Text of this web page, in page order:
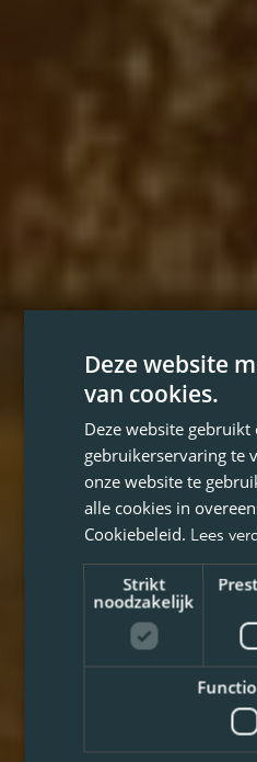
Deze website
van cookies.
Deze website
gebruikerservaring te
onze website te
alle cookies in
Cookiebeleid. Lees
Strikt
noodzakelijk